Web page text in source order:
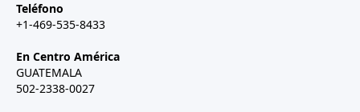
Teléfono
+1-469-535-8433
En Centro América
GUATEMALA
502-2338-0027